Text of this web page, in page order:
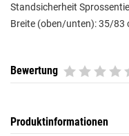
Standsicherheit
Breite (oben/unten): 35/83
Bewertung
Produktinformationen